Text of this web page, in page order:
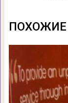
ПОХОЖИЕ